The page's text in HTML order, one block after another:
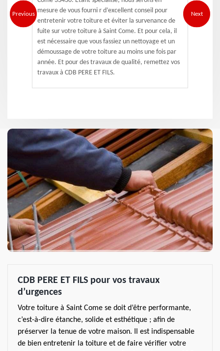
Previous mesure de vous fourni r d’excellent conseil pour
entretenir votre toiture et éviter la survenance de
fuite sur votre toiture à Saint Come. Et pour cela, il
est nécessaire que vous fassiez un nettoyage et un
démoussage de votre toiture au moins une fois par
année. Et pour des travaux de qualité, remettez vos
travaux à CDB PERE ET FILS.
Next
CDB PERE ET FILS pour vos travaux
d’urgences
Votre toiture à Saint Come se doit d’être performante,
c’est-à-dire étanche, solide et esthétique ; afin de
préserver la tenue de votre maison. Il est indispensable
de bien entretenir la toiture et de faire vérifier votre